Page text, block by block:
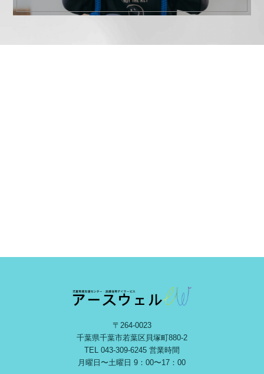
〒264-0023
千葉県千葉市若葉区⾙塚町880-2
TEL 043-309-6245営業時間
⽉曜⽇〜⼟曜⽇ 9：00〜17：00